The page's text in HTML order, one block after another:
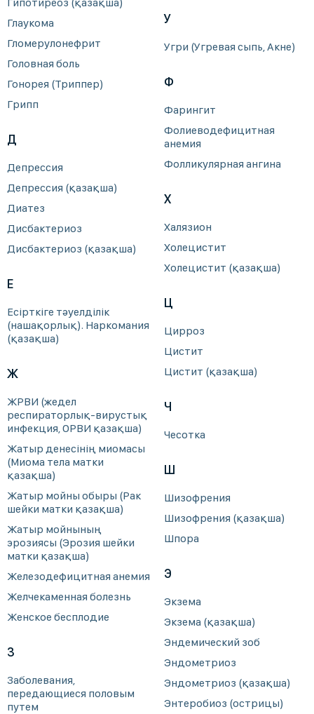
Глаукома
Гломерулонефрит
Головная боль
Гонорея (Триппер)
Грипп
Д
Депрессия
Депрессия (қазақша)
Диатез
Дисбактериоз
Дисбактериоз (қазақша)
Е
Есірткіге тәуелділік
(нашақорлық). Наркомания
(қазақша)
Ж
ЖРВИ (жедел
респираторлық-вирустық
инфекция, ОРВИ қазақша)
Жатыр денесінің миомасы
(Миома тела матки
қазақша)
Жатыр мойны обыры (Рак
шейки матки қазақша)
Жатыр мойнының
эрозиясы (Эрозия шейки
матки қазақша)
Железодефицитная анемия
Желчекаменная болезнь
Женское бесплодие
З
Заболевания,
передающиеся половым
путем
У
Угри (Угревая сыпь, Акне)
Ф
Фарингит
Фолиеводефицитная
анемия
Фолликулярная ангина
Х
Халязион
Холецистит
Холецистит (қазақша)
Ц
Цирроз
Цистит
Цистит (қазақша)
Ч
Чесотка
Ш
Шизофрения
Шизофрения (қазақша)
Шпора
Э
Экзема
Экзема (қазақша)
Эндемический зоб
Эндометриоз
Эндометриоз (қазақша)
Энтеробиоз (острицы)